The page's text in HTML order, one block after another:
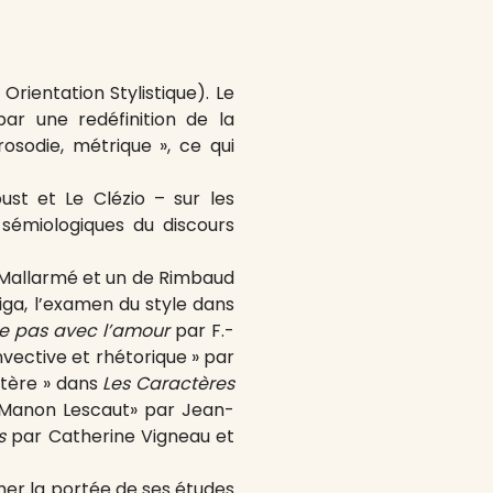
Stylistique). Le
une redéfinition de la
métrique », ce qui
et Le Clézio – sur les
du discours
et un de Rimbaud
l’examen du style dans
pas avec l’amourpar F.-
et rhétorique » par
» dans Les Caractères
Lescaut» par Jean-
par Catherine Vigneau et